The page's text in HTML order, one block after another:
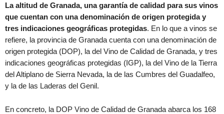
La altitud de Granada, una garantía de calidad para sus vinos
que cuentan con una denominación de origen protegida y
tres indicaciones geográficas protegidas. En lo que a vinos se
refiere, la provincia de Granada cuenta con una denominación de
origen protegida (DOP), la del Vino de Calidad de Granada, y tres
indicaciones geográficas protegidas (IGP), la del Vino de la Tierra
del Altiplano de Sierra Nevada, la de las Cumbres del Guadalfeo,
y la de las Laderas del Genil.
En concreto, la DOP Vino de Calidad de Granada abarca los 168